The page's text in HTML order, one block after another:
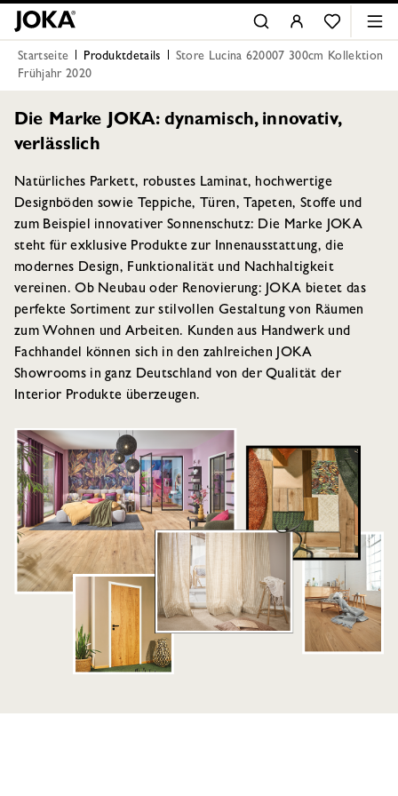
Startseite Produktdetails
Store Lucina 620007 300cm Kollektion
Frühjahr 2020
Die Marke JOKA: dynamisch, innovativ,
verlässlich
Natürliches Parkett, robustes Laminat, hochwertige
Designböden sowie Teppiche, Türen, Tapeten, Stoffe und
zum Beispiel innovativer Sonnenschutz: Die Marke JOKA
steht für exklusive Produkte zur Innenausstattung, die
modernes Design, Funktionalität und Nachhaltigkeit
vereinen. Ob Neubau oder Renovierung: JOKA bietet das
perfekte Sortiment zur stilvollen Gestaltung von Räumen
zum Wohnen und Arbeiten. Kunden aus Handwerk und
Fachhandel können sich in den zahlreichen JOKA
Showrooms in ganz Deutschland von der Qualität der
Interior Produkte überzeugen.